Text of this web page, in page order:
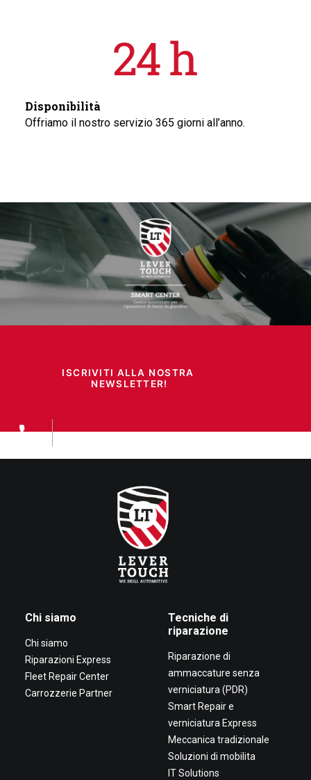
Disponibilità
Offriamo il nostro servizio 365 giorni all’anno.
ISCRIVITI ALLA NOSTRA
NEWSLETTER!
Chi siamo
Chi siamo
Riparazioni Express
Fleet Repair Center
Carrozzerie Partner
Tecniche di
riparazione
Riparazione di
ammaccature senza
verniciatura (PDR)
Smart Repair e
verniciatura Express
Meccanica tradizionale
Soluzioni di mobilita
IT Solutions